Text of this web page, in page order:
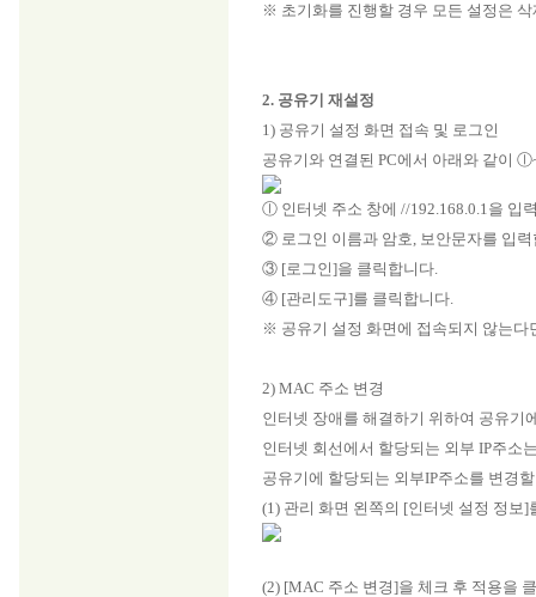
※ 초기화를 진행할 경우 모든 설정은
2. 공유기 재설정
1) 공유기 설정 화면 접속 및 로그인
공유기와 연결된 PC에서 아래와 같이
ⓛ 인터넷 주소 창에 //192.168.0.1을 입
② 로그인 이름과 암호, 보안문자를 입
③ [로그인]을 클릭합니다.
④ [관리도구]를 클릭합니다.
※ 공유기 설정 화면에 접속되지 않는다
2) MAC 주소 변경
인터넷 장애를 해결하기 위하여 공유기
인터넷 회선에서 할당되는 외부 IP주소
공유기에 할당되는 외부IP주소를 변경
(1) 관리 화면 왼쪽의 [인터넷 설정 정보]
(2) [MAC 주소 변경]을 체크 후 적용을